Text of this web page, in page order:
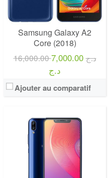
Samsung Galaxy A2
Core (2018)
16,000.00 د.ج 7,000.00
د.ج
Ajouter au comparatif